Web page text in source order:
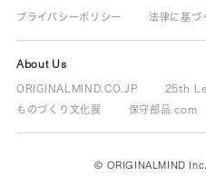
プライバシーポリシー 法律に基づ
About Us
ORIGINALMIND.CO.JP
25th
ものづくり文化展
保守部品.com
© ORIGINALMIND